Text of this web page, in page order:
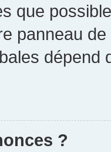
que
panneau
dépend
?